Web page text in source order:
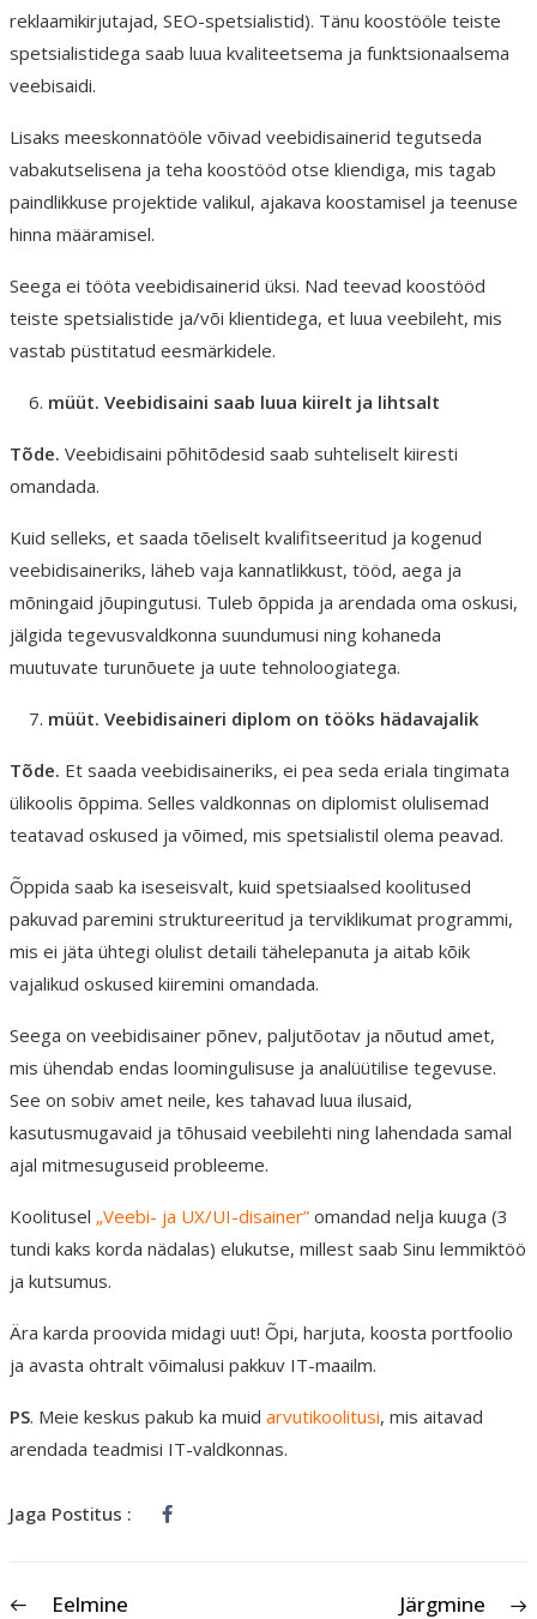
reklaamikirjutajad, SEO-spetsialistid). Tänu koostööle teiste
spetsialistidega saab luua kvaliteetsema ja funktsionaalsema
veebisaidi.
Lisaks meeskonnatööle võivad veebidisainerid tegutseda
vabakutselisena ja teha koostööd otse kliendiga, mis tagab
paindlikkuse projektide valikul, ajakava koostamisel ja teenuse
hinna määramisel.
Seega ei tööta veebidisainerid üksi. Nad teevad koostööd
teiste spetsialistide ja/või klientidega, et luua veebileht, mis
vastab püstitatud eesmärkidele.
müüt. Veebidisaini saab luua kiirelt ja lihtsalt
Tõde. Veebidisaini põhitõdesid saab suhteliselt kiiresti
omandada.
Kuid selleks, et saada tõeliselt kvalifitseeritud ja kogenud
veebidisaineriks, läheb vaja kannatlikkust, tööd, aega ja
mõningaid jõupingutusi. Tuleb õppida ja arendada oma oskusi,
jälgida tegevusvaldkonna suundumusi ning kohaneda
muutuvate turunõuete ja uute tehnoloogiatega.
müüt. Veebidisaineri diplom on tööks hädavajalik
Tõde. Et saada veebidisaineriks, ei pea seda eriala tingimata
ülikoolis õppima. Selles valdkonnas on diplomist olulisemad
teatavad oskused ja võimed, mis spetsialistil olema peavad.
Õppida saab ka iseseisvalt, kuid spetsiaalsed koolitused
pakuvad paremini struktureeritud ja terviklikumat programmi,
mis ei jäta ühtegi olulist detaili tähelepanuta ja aitab kõik
vajalikud oskused kiiremini omandada.
Seega on veebidisainer põnev, paljutõotav ja nõutud amet,
mis ühendab endas loomingulisuse ja analüütilise tegevuse.
See on sobiv amet neile, kes tahavad luua ilusaid,
kasutusmugavaid ja tõhusaid veebilehti ning lahendada samal
ajal mitmesuguseid probleeme.
Koolitusel „Veebi- ja UX/UI-disainer” omandad nelja kuuga (3
tundi kaks korda nädalas) elukutse, millest saab Sinu lemmiktöö
ja kutsumus.
Ära karda proovida midagi uut! Õpi, harjuta, koosta portfoolio
ja avasta ohtralt võimalusi pakkuv IT-maailm.
PS. Meie keskus pakub ka muid arvutikoolitusi, mis aitavad
arendada teadmisi IT-valdkonnas.
Jaga Postitus :
Eelmine Järgmine